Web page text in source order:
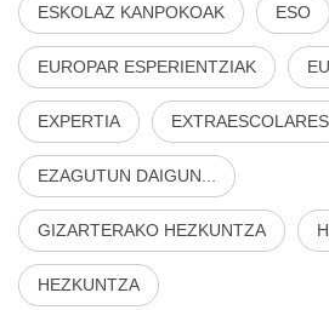
ESKOLAZ KANPOKOAK ESO
EUROPAR ESPERIENTZIAK
EXPERTIA EXTRAESCOLARES
EZAGUTUN DAIGUN...
GIZARTERAKO HEZKUNTZA
HEZKUNTZA